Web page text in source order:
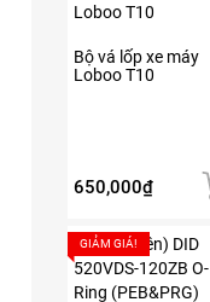
Bộ vá lốp xe máy
Loboo T10
650,000₫
GIẢM GIÁ!